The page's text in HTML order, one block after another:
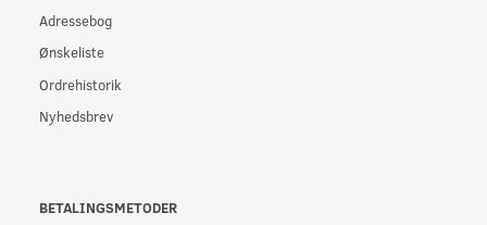
Adressebog
Ønskeliste
Ordrehistorik
Nyhedsbrev
BETALINGSMETODER